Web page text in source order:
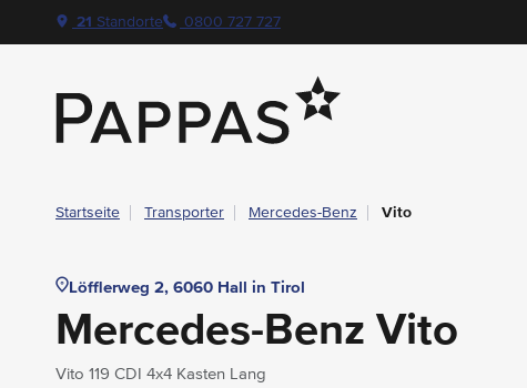
Navigation überspringen
Zum Hauptcontent
Zur Hauptnavigation springen
layout.table-of-content
Technische Daten
Fahrzeugausstattung
Standort & Ansprechpartner
Das könnte Sie auch interessieren
21 Standorte 0800 727 727
Startseite Transporter Mercedes-Benz Vito
Löfflerweg 2, 6060 Hall in Tirol
Mercedes-Benz Vito
Vito 119 CDI 4x4 Kasten Lang